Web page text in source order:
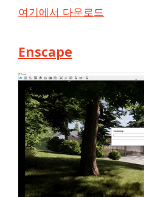
여기에서 다운로드
Enscape